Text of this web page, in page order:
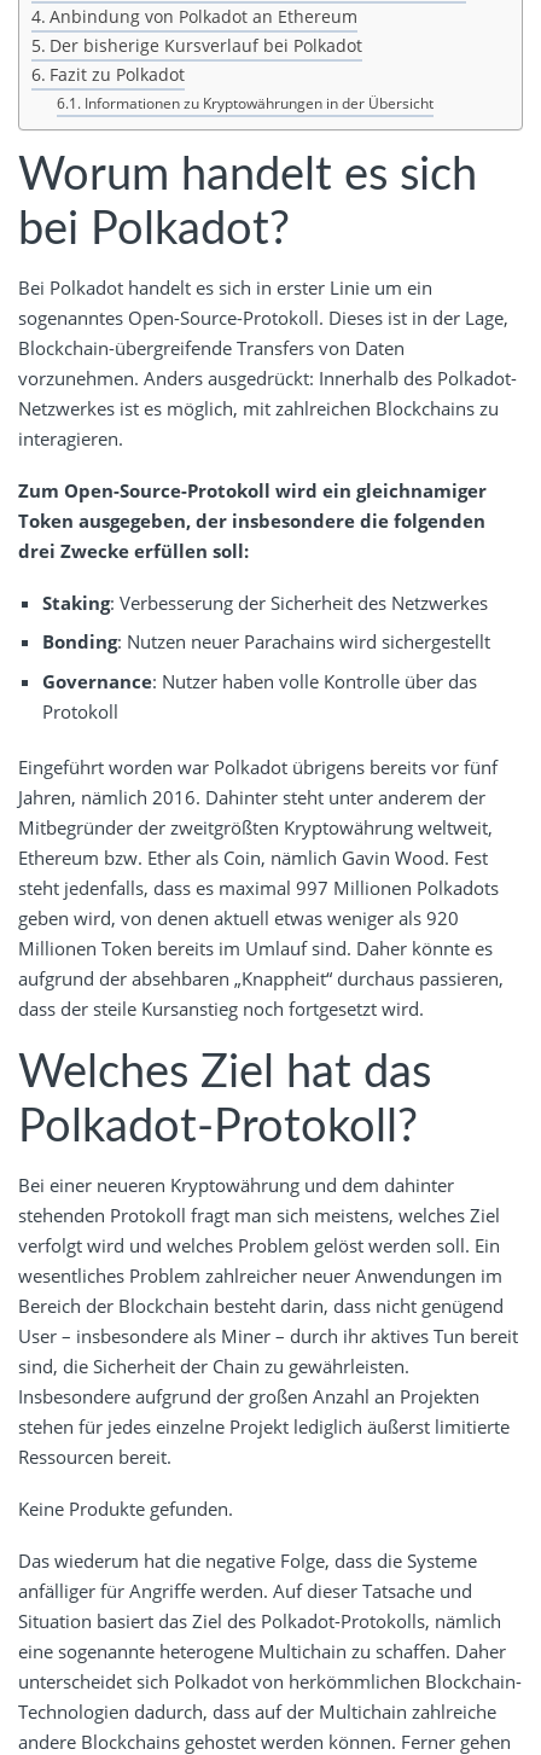
Anbindung von Polkadot an Ethereum
Der bisherige Kursverlauf bei Polkadot
Fazit zu Polkadot
Informationen zu Kryptowährungen in der Übersicht
Worum handelt es sich
bei Polkadot?
Bei Polkadot handelt es sich in erster Linie um ein
sogenanntes Open-Source-Protokoll. Dieses ist in der Lage,
Blockchain-übergreifende Transfers von Daten
vorzunehmen. Anders ausgedrückt: Innerhalb des Polkadot-
Netzwerkes ist es möglich, mit zahlreichen Blockchains zu
interagieren.
Zum Open-Source-Protokoll wird ein gleichnamiger
Token ausgegeben, der insbesondere die folgenden
drei Zwecke erfüllen soll:
Staking: Verbesserung der Sicherheit des Netzwerkes
Bonding: Nutzen neuer Parachains wird sichergestellt
Governance: Nutzer haben volle Kontrolle über das
Protokoll
Eingeführt worden war Polkadot übrigens bereits vor fünf
Jahren, nämlich 2016. Dahinter steht unter anderem der
Mitbegründer der zweitgrößten Kryptowährung weltweit,
Ethereum bzw. Ether als Coin, nämlich Gavin Wood. Fest
steht jedenfalls, dass es maximal 997 Millionen Polkadots
geben wird, von denen aktuell etwas weniger als 920
Millionen Token bereits im Umlauf sind. Daher könnte es
aufgrund der absehbaren „Knappheit“ durchaus passieren,
dass der steile Kursanstieg noch fortgesetzt wird.
Welches Ziel hat das
Polkadot-Protokoll?
Bei einer neueren Kryptowährung und dem dahinter
stehenden Protokoll fragt man sich meistens, welches Ziel
verfolgt wird und welches Problem gelöst werden soll. Ein
wesentliches Problem zahlreicher neuer Anwendungen im
Bereich der Blockchain besteht darin, dass nicht genügend
User – insbesondere als Miner – durch ihr aktives Tun bereit
sind, die Sicherheit der Chain zu gewährleisten.
Insbesondere aufgrund der großen Anzahl an Projekten
stehen für jedes einzelne Projekt lediglich äußerst limitierte
Ressourcen bereit.
Keine Produkte gefunden.
Das wiederum hat die negative Folge, dass die Systeme
anfälliger für Angriffe werden. Auf dieser Tatsache und
Situation basiert das Ziel des Polkadot-Protokolls, nämlich
eine sogenannte heterogene Multichain zu schaffen. Daher
unterscheidet sich Polkadot von herkömmlichen Blockchain-
Technologien dadurch, dass auf der Multichain zahlreiche
andere Blockchains gehostet werden können. Ferner gehen